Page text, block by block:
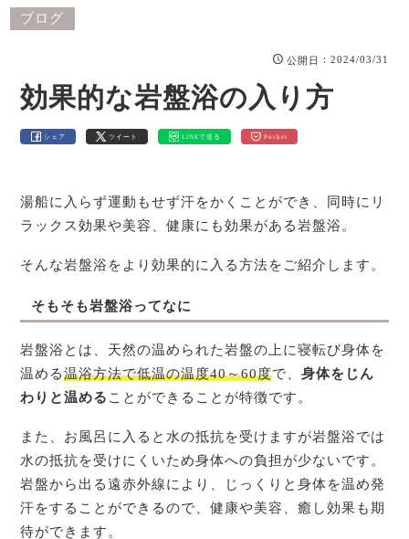
ブログ
公開日 ：2024/03/31
効果的な岩盤浴の入り方
シェア ツイート LINEで送る Pocket
湯船に入らず運動もせず汗をかくことができ、同時にリ
ラックス効果や美容、健康にも効果がある岩盤浴。
そんな岩盤浴をより効果的に入る方法をご紹介します。
そもそも岩盤浴ってなに
岩盤浴とは、天然の温められた岩盤の上に寝転び身体を
温める温浴方法で低温の温度40～60度で、身体をじん
わりと温める ことができることが特徴です。
また、お風呂に入ると水の抵抗を受けますが岩盤浴では
水の抵抗を受けにくいため身体への負担が少ないです。
岩盤から出る遠赤外線により、じっくりと身体を温め発
汗をすることができるので、健康や美容、癒し効果も期
待ができます。